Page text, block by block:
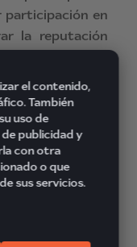
participación en
la reputación
Una vez
en qué
y es entonces
utilizar.
siempre una
a la
sobre todo para
el contenido,
También
uso de
publicidad y
con otra
o que
sus servicios.